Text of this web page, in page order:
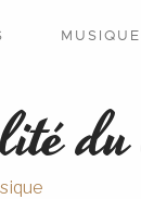
MUSIQUE